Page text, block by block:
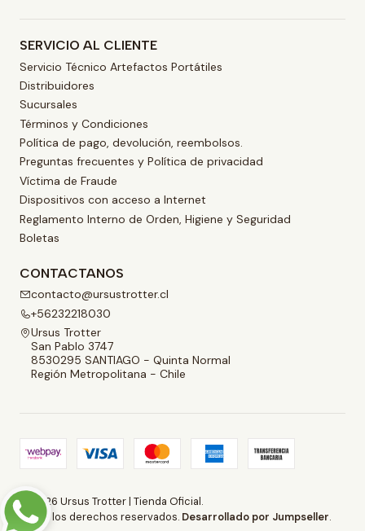
SERVICIO AL CLIENTE
Servicio Técnico Artefactos Portátiles
Distribuidores
Sucursales
Términos y Condiciones
Política de pago, devolución, reembolsos.
Preguntas frecuentes y Política de privacidad
Víctima de Fraude
Dispositivos con acceso a Internet
Reglamento Interno de Orden, Higiene y Seguridad
Boletas
CONTACTANOS
contacto@ursustrotter.cl
+56232218030
Ursus Trotter
San Pablo 3747
8530295 SANTIAGO - Quinta Normal
Región Metropolitana - Chile
2026 Ursus Trotter | Tienda Oficial.
Todos los derechos reservados. Desarrollado por Jumpseller.